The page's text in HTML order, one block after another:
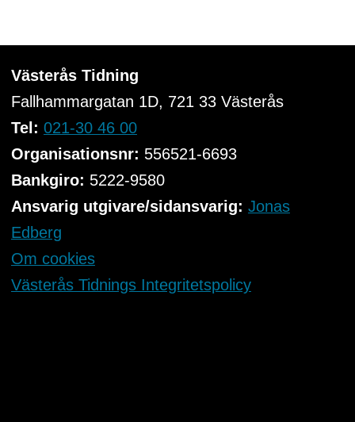
Västerås Tidning
Fallhammargatan 1D, 721 33Västerås
Tel: 021-30 46 00
Organisationsnr: 556521-6693
Bankgiro: 5222-9580
Ansvarig utgivare/sidansvarig: Jonas
Edberg
Om cookies
Västerås Tidnings Integritetspolicy